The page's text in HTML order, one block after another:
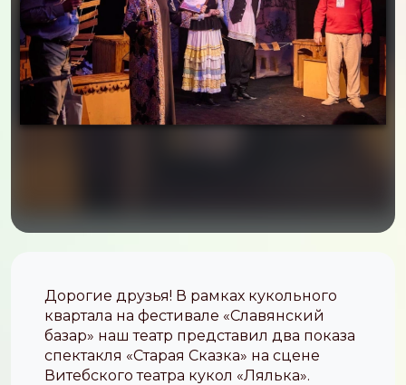
Дорогие друзья! В рамках кукольного
квартала на фестивале «Славянский
базар» наш театр представил два показа
спектакля «Старая Сказка» на сцене
Витебского театра кукол «Лялька».